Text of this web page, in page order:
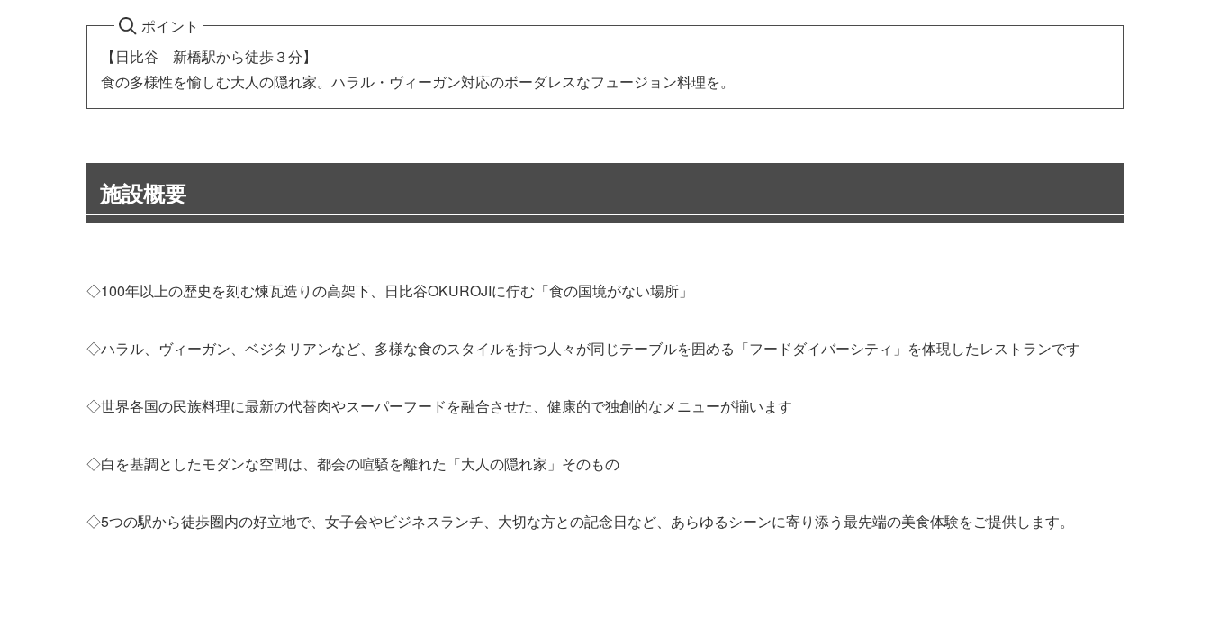
ポイント
【日比谷 新橋駅から徒歩３分】
食の多様性を愉しむ大人の隠れ家。ハラル・ヴィーガン対応のボーダレスなフュージョン料理を。
施設概要
◇100年以上の歴史を刻む煉瓦造りの高架下、日比谷OKUROJIに佇む「食の国境がない場所」
◇ハラル、ヴィーガン、ベジタリアンなど、多様な食のスタイルを持つ人々が同じテーブルを囲める「フードダイバーシティ」を体現したレストランです
◇世界各国の民族料理に最新の代替肉やスーパーフードを融合させた、健康的で独創的なメニューが揃います
◇白を基調としたモダンな空間は、都会の喧騒を離れた「大人の隠れ家」そのもの
◇5つの駅から徒歩圏内の好立地で、女子会やビジネスランチ、大切な方との記念日など、あらゆるシーンに寄り添う最先端の美食体験をご提供します。